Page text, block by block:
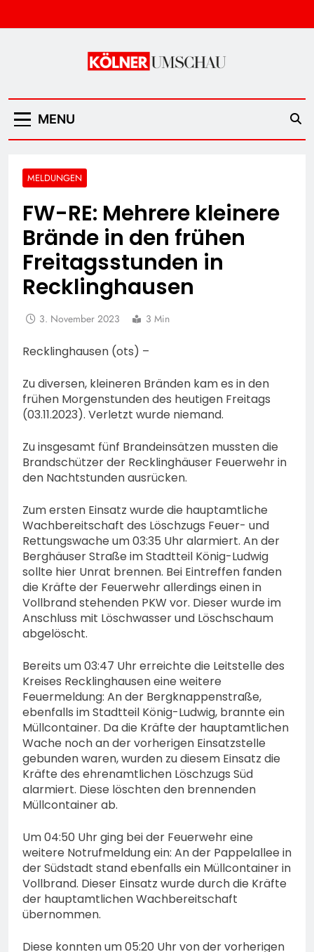
to
Kölner Umschau
MENU
MELDUNGEN
FW-RE: Mehrere kleinere
Brände in den frühen
Freitagsstunden in
Recklinghausen
3. November 2023 3 Min
Recklinghausen (ots) –
Zu diversen, kleineren Bränden kam es in den
frühen Morgenstunden des heutigen Freitags
(03.11.2023). Verletzt wurde niemand.
Zu insgesamt fünf Brandeinsätzen mussten die
Brandschützer der Recklinghäuser Feuerwehr in
den Nachtstunden ausrücken.
Zum ersten Einsatz wurde die hauptamtliche
Wachbereitschaft des Löschzugs Feuer- und
Rettungswache um 03:35 Uhr alarmiert. An der
Berghäuser Straße im Stadtteil König-Ludwig
sollte hier Unrat brennen. Bei Eintreffen fanden
die Kräfte der Feuerwehr allerdings einen in
Vollbrand stehenden PKW vor. Dieser wurde im
Anschluss mit Löschwasser und Löschschaum
abgelöscht.
Bereits um 03:47 Uhr erreichte die Leitstelle des
Kreises Recklinghausen eine weitere
Feuermeldung: An der Bergknappenstraße,
ebenfalls im Stadtteil König-Ludwig, brannte ein
Müllcontainer. Da die Kräfte der hauptamtlichen
Wache noch an der vorherigen Einsatzstelle
gebunden waren, wurden zu diesem Einsatz die
Kräfte des ehrenamtlichen Löschzugs Süd
alarmiert. Diese löschten den brennenden
Müllcontainer ab.
Um 04:50 Uhr ging bei der Feuerwehr eine
weitere Notrufmeldung ein: An der Pappelallee in
der Südstadt stand ebenfalls ein Müllcontainer in
Vollbrand. Dieser Einsatz wurde durch die Kräfte
der hauptamtlichen Wachbereitschaft
übernommen.
Diese konnten um 05:20 Uhr von der vorherigen